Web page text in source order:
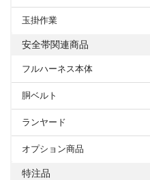
玉掛作業
安全帯関連商品
フルハーネス本体
胴ベルト
ランヤード
オプション商品
特注品